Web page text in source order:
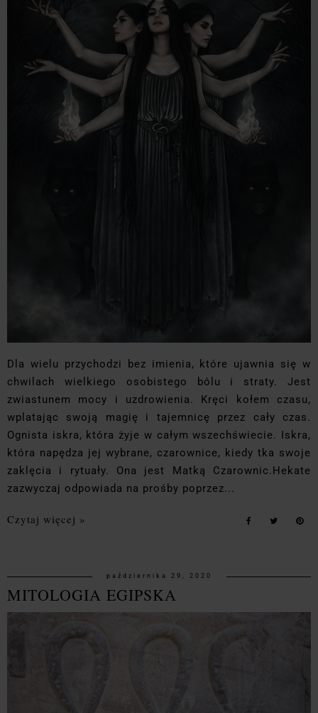
Dla wielu przychodzi bez imienia, które ujawnia się w
chwilach wielkiego osobistego bólu i straty. Jest
zwiastunem mocy i uzdrowienia. Kręci kołem czasu,
wplatając swoją magię i tajemnicę przez cały czas.
Ognista iskra, która żyje w całym wszechświecie. Iskra,
która napędza jej wybrane, czarownice, kiedy tka swoje
zaklęcia i rytuały. Ona jest Matką Czarownic.Hekate
zazwyczaj odpowiada na prośby poprzez...
Czytaj więcej »
października 29, 2020
MITOLOGIA EGIPSKA